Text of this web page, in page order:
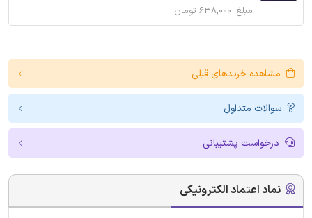
مبلغ: ۶۳۸,۰۰۰ تومان
مشاهده خریدهای قبلی
سوالات متداول
درخواست پشتیبانی
نماد اعتماد الکترونیکی